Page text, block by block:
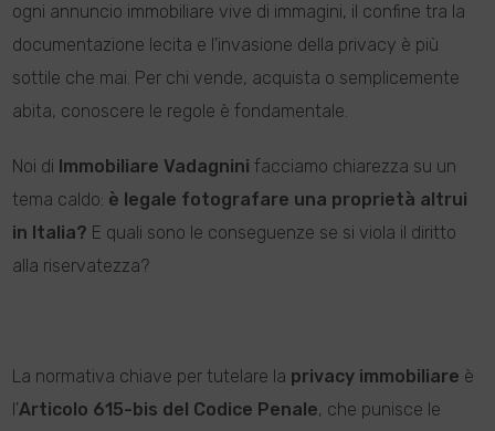
ogni annuncio immobiliare vive di immagini, il confine tra la
documentazione lecita e l'invasione della privacy è più
sottile che mai. Per chi vende, acquista o semplicemente
abita, conoscere le regole è fondamentale.
Noi di Immobiliare Vadagnini facciamo chiarezza su un
tema caldo: è legale fotografare una proprietà altrui
in Italia? E quali sono le conseguenze se si viola il diritto
alla riservatezza?
La normativa chiave per tutelare la privacy immobiliare è
l'Articolo 615-bis del Codice Penale, che punisce le